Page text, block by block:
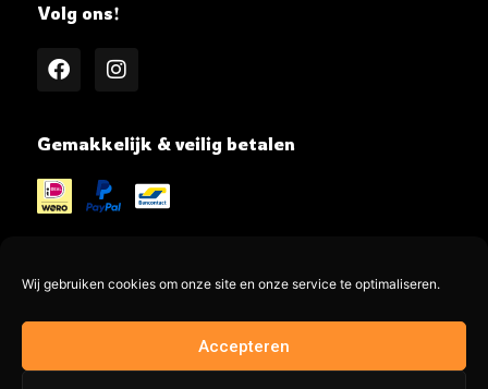
Wij gebruiken cookies om onze site en onze service te optimaliseren.
Accepteren
Volg ons!
Gemakkelijk & veilig betalen